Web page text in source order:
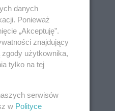
danych
Ponieważ
„Akceptuję”.
znajdujący
użytkownika,
tylko na tej
serwisów
w Polityce